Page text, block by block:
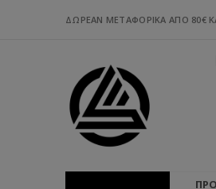
ΔΩΡΕΑΝ ΜΕΤΑΦΟΡΙΚΑ ΑΠΟ 80€